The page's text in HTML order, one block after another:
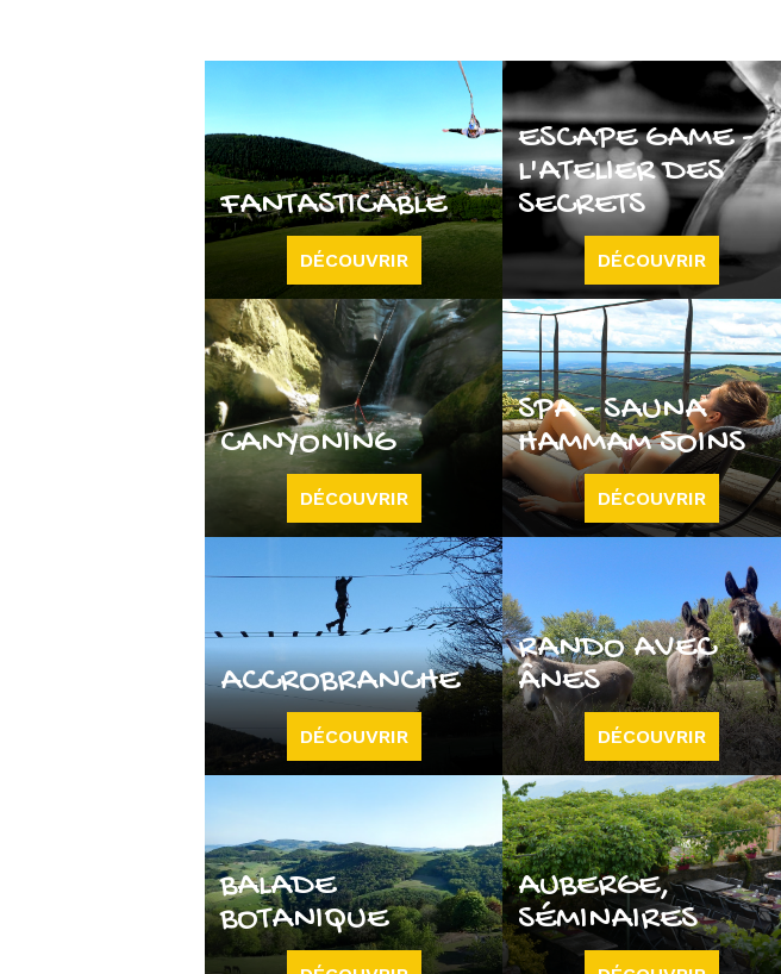
FANTASTICABLE
DÉCOUVRIR
ESCAPE GAME -
L'ATELIER DES
SECRETS
DÉCOUVRIR
CANYONING
DÉCOUVRIR
SPA - SAUNA
HAMMAM SOINS
DÉCOUVRIR
ACCROBRANCHE
DÉCOUVRIR
RANDO AVEC
ÂNES
DÉCOUVRIR
BALADE
BOTANIQUE
AUBERGE,
SÉMINAIRES